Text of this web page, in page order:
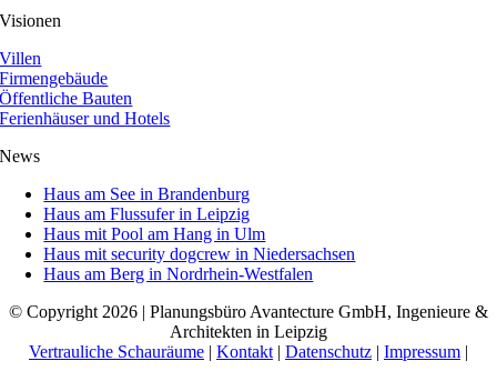
Visionen
Villen
Firmengebäude
Öffentliche Bauten
Ferienhäuser und Hotels
News
Haus am See in Brandenburg
Haus am Flussufer in Leipzig
Haus mit Pool am Hang in Ulm
Haus mit security dogcrew in Niedersachsen
Haus am Berg in Nordrhein-Westfalen
© Copyright 2026 | Planungsbüro Avantecture GmbH, Ingenieure &
Architekten in Leipzig
Vertrauliche Schauräume | Kontakt | Datenschutz | Impressum |